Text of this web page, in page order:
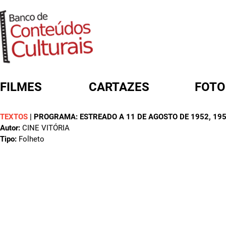
FILMES CARTAZES
TEXTOS | PROGRAMA: ESTREADO A 11 DE AGOSTO DE 1952,
Autor: CINE VITÓRIA
Tipo: Folheto
FORMULÁRIO DE BUSCA